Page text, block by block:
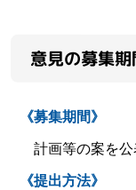
意見の募集
《募集期間》
計画等の案を公
《提出方法》